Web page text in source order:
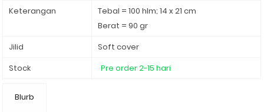
Keterangan
Tebal = 100 hlm; 14 x 21 cm
Berat = 90 gr
Jilid
Soft cover
Stock
Pre order 2-15 hari
Blurb